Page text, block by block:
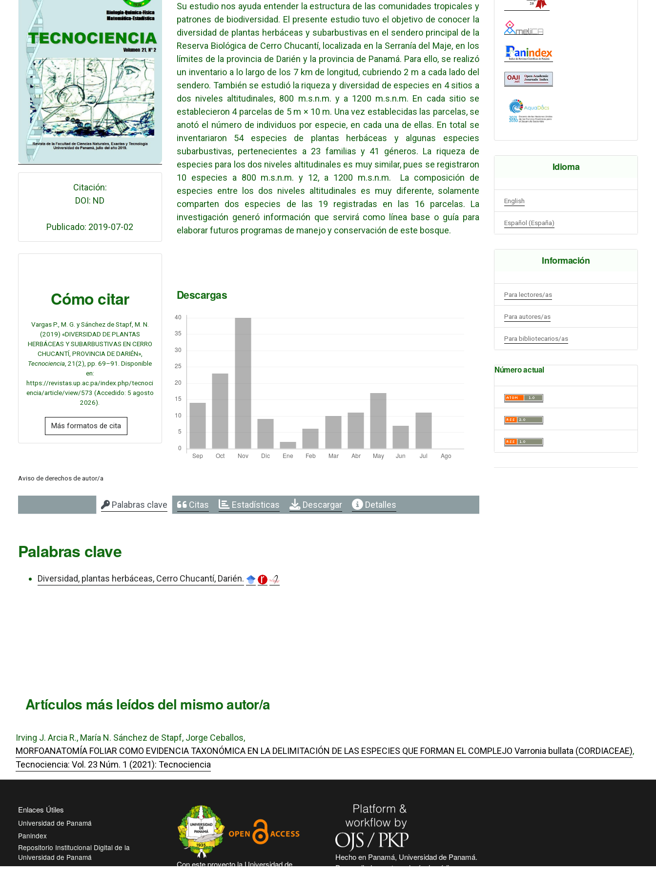
Citación:
DOI: ND
Publicado: 2019-07-02
Cómo citar
Vargas P., M. G. y Sánchez de Stapf, M. N.
(2019) «DIVERSIDAD DE PLANTAS
HERBÁCEAS Y SUBARBUSTIVAS EN CERRO
CHUCANTÍ, PROVINCIA DE DARIÉN»,
Tecnociencia, 21(2), pp. 69–91. Disponible
en:
https://revistas.up.ac.pa/index.php/tecnoci
encia/article/view/573 (Accedido: 5 agosto
2026).
Más formatos de cita
Aviso de derechos de autor/a
Su estudio nos ayuda entender la estructura de las comunidades tropicales y
patrones de biodiversidad. El presente estudio tuvo el objetivo de conocer la
diversidad de plantas herbáceas y subarbustivas en el sendero principal de la
Reserva Biológica de Cerro Chucantí, localizada en la Serranía del Maje, en los
límites de la provincia de Darién y la provincia de Panamá. Para ello, se realizó
un inventario a lo largo de los 7 km de longitud, cubriendo 2 m a cada lado del
sendero. También se estudió la riqueza y diversidad de especies en 4 sitios a
dos niveles altitudinales, 800 m.s.n.m. y a 1200 m.s.n.m. En cada sitio se
establecieron 4 parcelas de 5 m × 10 m. Una vez establecidas las parcelas, se
anotó el número de individuos por especie, en cada una de ellas. En total se
inventariaron 54 especies de plantas herbáceas y algunas especies
subarbustivas, pertenecientes a 23 familias y 41 géneros. La riqueza de
especies para los dos niveles altitudinales es muy similar, pues se registraron
10 especies a 800 m.s.n.m. y 12, a 1200 m.s.n.m. La composición de
especies entre los dos niveles altitudinales es muy diferente, solamente
comparten dos especies de las 19 registradas en las 16 parcelas. La
investigación generó información que servirá como línea base o guía para
elaborar futuros programas de manejo y conservación de este bosque.
Descargas
Palabras clave Citas Estadísticas Descargar Detalles
Palabras clave
Diversidad, plantas herbáceas, Cerro Chucantí, Darién.
Idioma
English
Español (España)
Información
Para lectores/as
Para autores/as
Para bibliotecarios/as
Número actual
Artículos más leídos del mismo autor/a
Irving J. Arcia R., María N. Sánchez de Stapf, Jorge Ceballos,
MORFOANATOMÍA FOLIAR COMO EVIDENCIA TAXONÓMICA EN LA DELIMITACIÓN DE LAS ESPECIES QUE FORMAN EL COMPLEJO Varronia bullata (CORDIACEAE),
Tecnociencia: Vol. 23 Núm. 1 (2021): Tecnociencia
Enlaces Útiles
Universidad de Panamá
Panindex
Repositorio Institucional Digital de la
Universidad de Panamá
Sistema de Bibliotecas de la Universidad de
Con este proyecto la Universidad de
Hecho en Panamá, Universidad de Panamá.
Desarrollado con tecnología de código